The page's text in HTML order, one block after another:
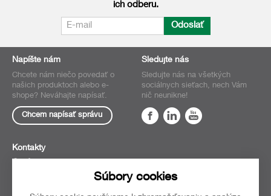
ich odberu.
Odoslať
Napíšte nám
Chcete nám niečo povedať o
našich produktoch alebo e-
shope? Neváhajte napísať.
Chcem napísať správu
Sledujte nás
Sledujte nás na všetkých
sociálnych sieťach, nech Vám
nič neunikne!
Kontakty
Súbory cookies